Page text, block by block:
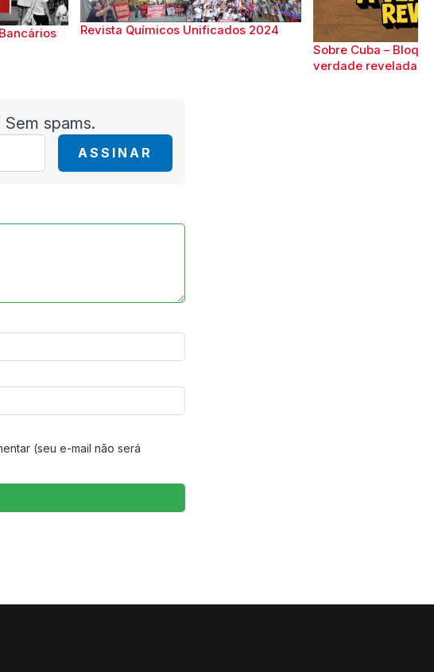
Revista Químicos Unificados 2024
Sobre Cuba –
verdade revelada
spams.
ASSINAR
(seu e-mail não será